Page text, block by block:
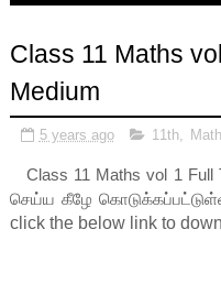
Class 11 Maths
Medium
5 years ago 11th,
Class 11 Maths vol 1 Full
செய்ய கீழே
click the below link to